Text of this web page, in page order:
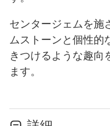
センタージェムを施
ムストーンと個性的
きつけるような趣向
ます。